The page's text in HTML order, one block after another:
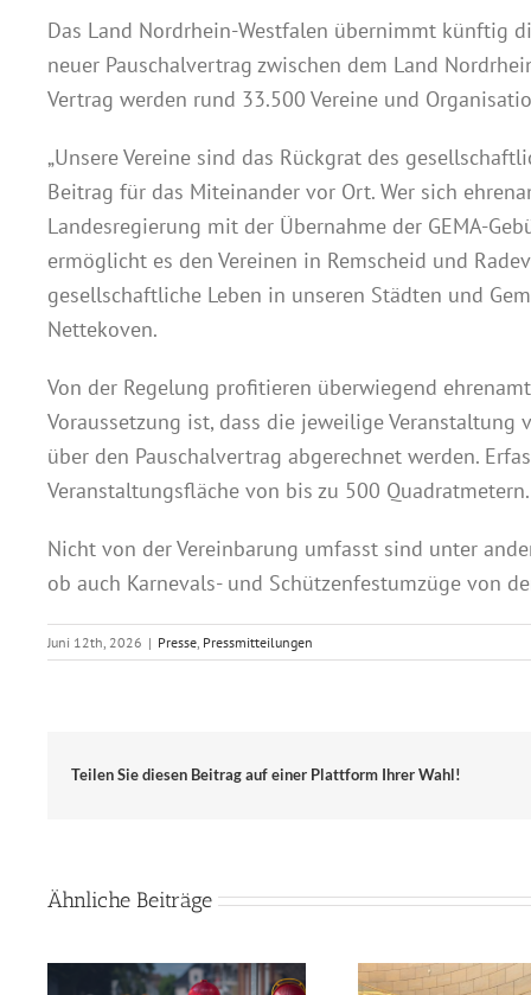
Das Land Nordrhein-Westfalen übernimmt künftig
neuer Pauschalvertrag zwischen dem Land
Vertrag werden rund 33.500 Vereine und
„Unsere Vereine sind das Rückgrat des
Beitrag für das Miteinander vor Ort. Wer sich
Landesregierung mit der Übernahme der GEMA-
ermöglicht es den Vereinen in Remscheid und
gesellschaftliche Leben in unseren Städten und
Nettekoven.
Von der Regelung profitieren überwiegend
Voraussetzung ist, dass die jeweilige
über den Pauschalvertrag abgerechnet werden.
Veranstaltungsfläche von bis zu 500 Quadratmetern.
Nicht von der Vereinbarung umfasst sind unter
ob auch Karnevals- und Schützenfestumzüge von
Juni 12th, 2026 | Presse, Pressmitteilungen
Teilen Sie diesen Beitrag auf einer Plattform Ihrer Wahl!
Ähnliche Beiträge